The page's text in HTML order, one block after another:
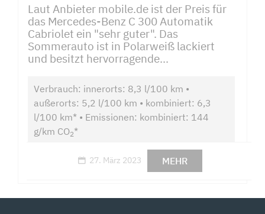
Laut Anbieter mobile.de ist der Preis für
das Mercedes-Benz C 300 Automatik
Cabriolet ein "sehr guter". Das
Sommerauto ist in Polarweiß lackiert
und besitzt hervorragende...
Verbrauch: innerorts: 8,3 l/100 km •
außerorts: 5,2 l/100 km • kombiniert: 6,3
l/100 km* • Emissionen: kombiniert: 144
g/km CO2*
27. März 2023 MEHR